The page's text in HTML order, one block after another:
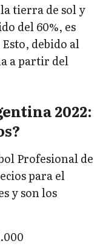
tierra de sol y
del 60%, es
debido al
a partir del
2022:
Profesional de
para el
y son los